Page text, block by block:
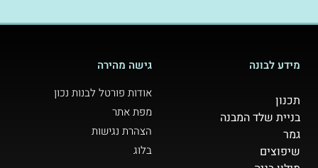
מידע לבונה
תכנון
בניית שלד המבנה
גמר
שיפוצים
גישה מהירה
אודות פורטל לבנות נכון
מפת אתר
הצהרת נגישות
בלוג